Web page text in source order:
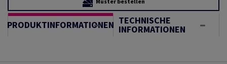
PRODUKTINFORMATIONEN TECHNISCHE
INFORMATIONEN